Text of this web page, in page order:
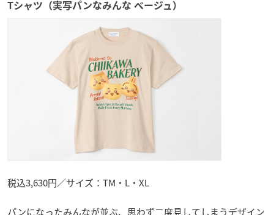
Tシャツ（実写パンなみんな ベージュ）
税込3,630円／サイズ：TM・L・XL
パンになったみんなが並ぶ、思わず二度見してしまうデザイン